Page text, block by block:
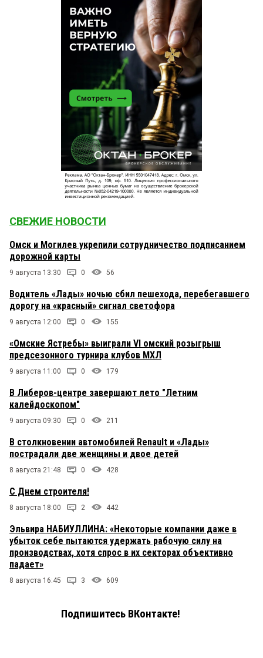
СВЕЖИЕ НОВОСТИ
Омск и Могилев укрепили сотрудничество подписанием
дорожной карты
9 августа 13:30 0 56
Водитель «Лады» ночью сбил пешехода, перебегавшего
дорогу на «красный» сигнал светофора
9 августа 12:00 0 155
«Омские Ястребы» выиграли VI омский розыгрыш
предсезонного турнира клубов МХЛ
9 августа 11:00 0 179
В Либеров-центре завершают лето "Летним
калейдоскопом"
9 августа 09:30 0 211
В столкновении автомобилей Renault и «Лады»
пострадали две женщины и двое детей
8 августа 21:48 0 428
С Днем строителя!
8 августа 18:00 2 442
Эльвира НАБИУЛЛИНА: «Некоторые компании даже в
убыток себе пытаются удержать рабочую силу на
производствах, хотя спрос в их секторах объективно
падает»
8 августа 16:45 3 609
Подпишитесь ВКонтакте!